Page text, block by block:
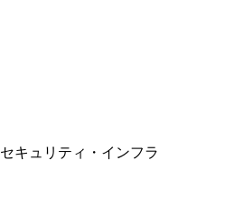
セキュリティ・インフラ